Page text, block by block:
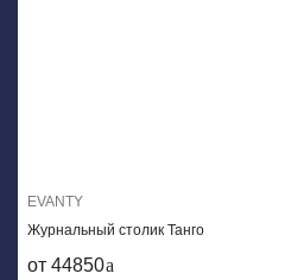
EVANTY
Журнальный столик Танго
от 44850